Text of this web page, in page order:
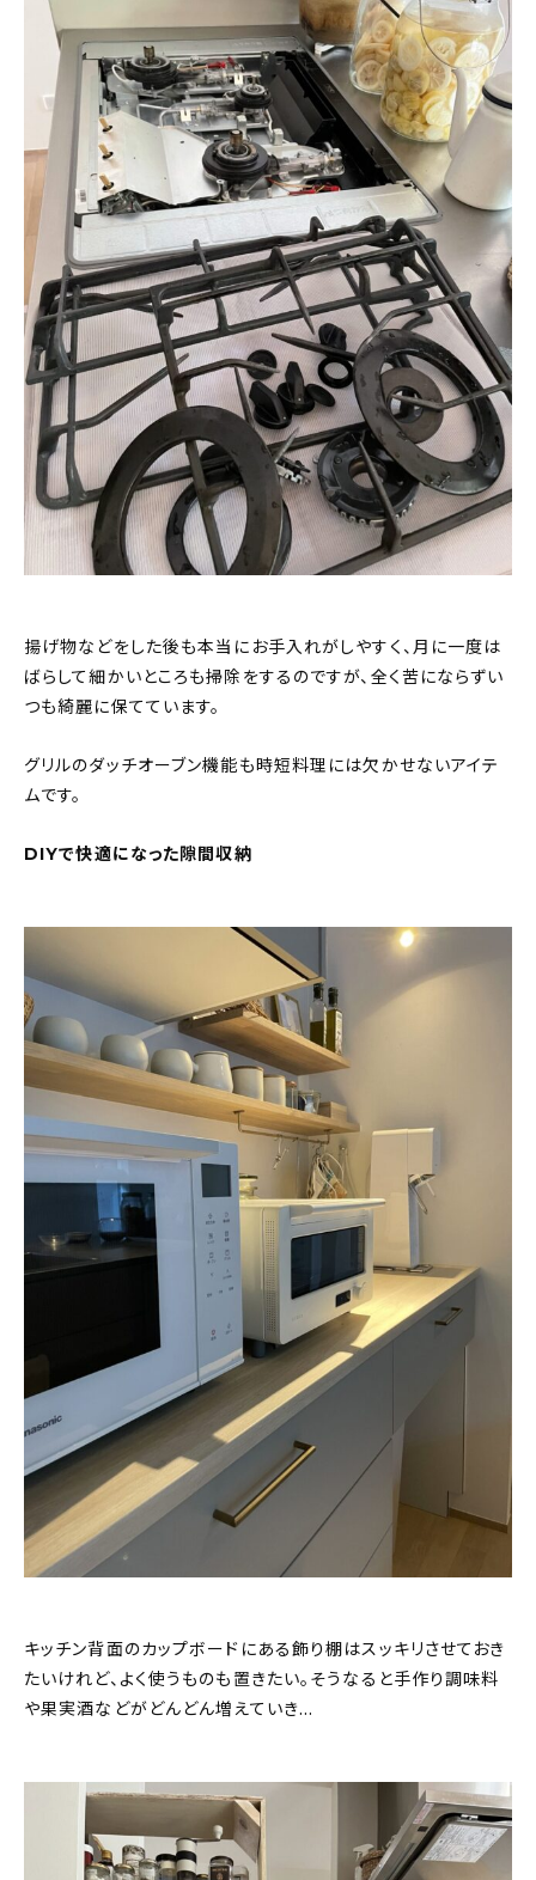
揚げ物などをした後も本当にお手入れがしやすく、月に一度は
ばらして細かいところも掃除をするのですが、全く苦にならずい
つも綺麗に保てています。
グリルのダッチオーブン機能も時短料理には欠かせないアイテ
ムです。
DIYで快適になった隙間収納
キッチン背面のカップボードにある飾り棚はスッキリさせておき
たいけれど、よく使うものも置きたい。そうなると手作り調味料
や果実酒などがどんどん増えていき…